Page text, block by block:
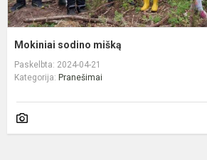
Mokiniai sodino mišką
Paskelbta: 2024-04-21
Kategorija: Pranešimai